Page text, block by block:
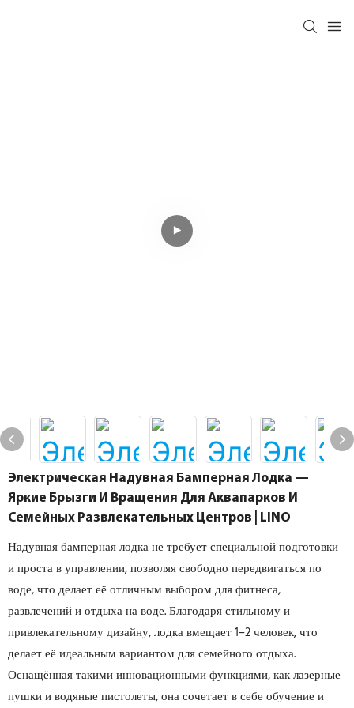
Электрическая Надувная Бамперная Лодка —
Яркие Брызги И Вращения Для Аквапарков И
Семейных Развлекательных Центров | LINO
Надувная бамперная лодка не требует специальной подготовки
и проста в управлении, позволяя свободно передвигаться по
воде, что делает её отличным выбором для фитнеса,
развлечений и отдыха на воде. Благодаря стильному и
привлекательному дизайну, лодка вмещает 1–2 человек, что
делает её идеальным вариантом для семейного отдыха.
Оснащённая такими инновационными функциями, как лазерные
пушки и водяные пистолеты, она сочетает в себе обучение и